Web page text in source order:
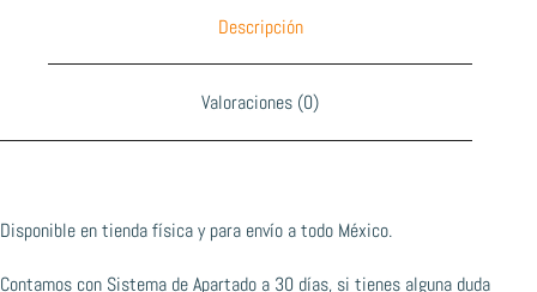
Descripción
Valoraciones (0)
Disponible en tienda física y para envío a todo México.
Contamos con Sistema de Apartado a 30 días, si tienes alguna duda